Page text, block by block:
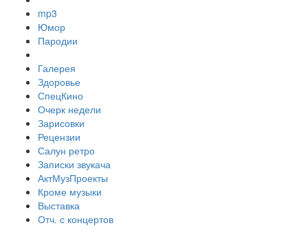
mp3
Юмор
Пародии
Галерея
Здоровье
СпецКино
Очерк недели
Зарисовки
Рецензии
Салун ретро
Записки звукача
АктМузПроекты
Кроме музыки
Выставка
Отч. с концертов